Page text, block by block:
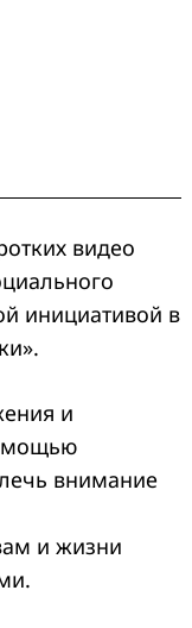
видео
инициативой в
и
внимание
и жизни